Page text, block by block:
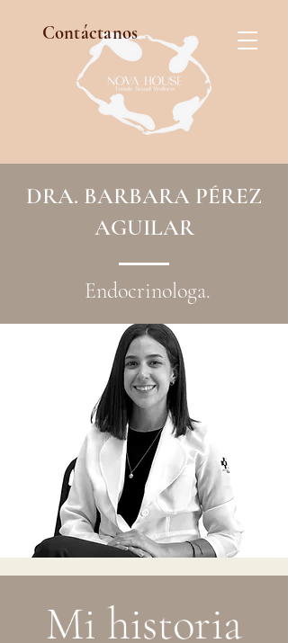
Contáctanos
DRA. BARBARA PÉREZ
AGUILAR
Endocrinologa.
Mi historia